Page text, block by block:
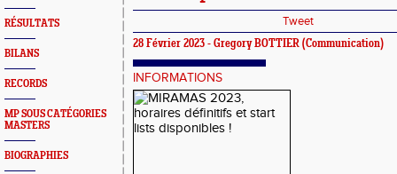
RÉSULTATS
BILANS
RECORDS
MP SOUS CATÉGORIES
MASTERS
BIOGRAPHIES
Tweet
28 Février 2023 - Gregory BOTTIER (Communication)
INFORMATIONS